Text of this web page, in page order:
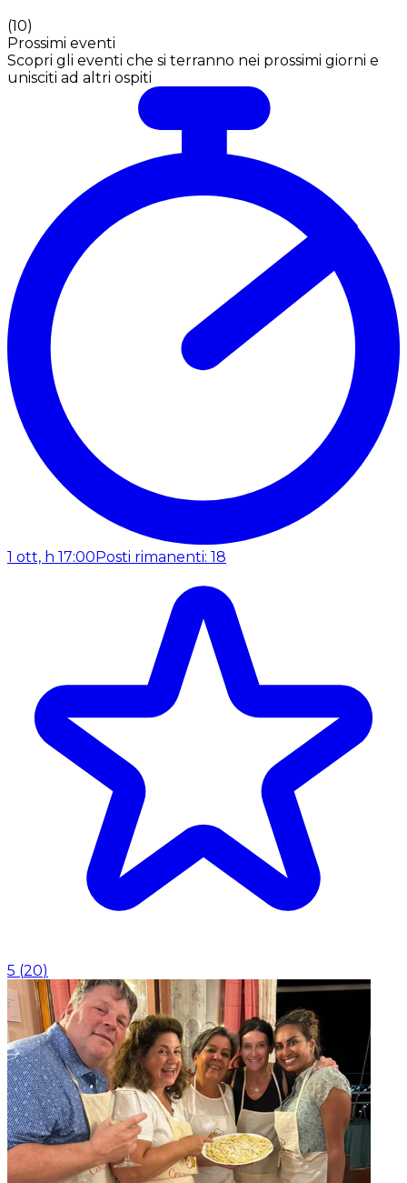
(10)
Prossimi eventi
Scopri gli eventi che si terranno nei prossimi giorni e
unisciti ad altri ospiti
1 ott, h 17:00 Posti rimanenti: 18
5 (20)